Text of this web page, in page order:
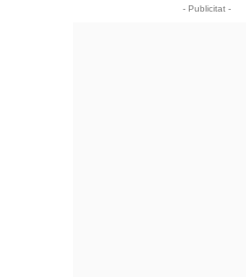
- Publicitat -